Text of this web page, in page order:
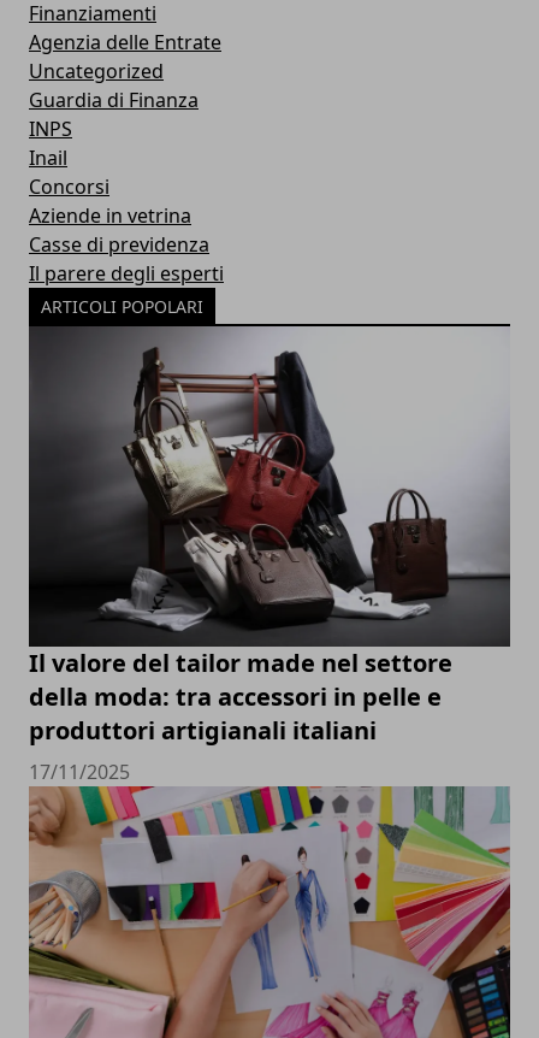
Finanziamenti
Agenzia delle Entrate
Uncategorized
Guardia di Finanza
INPS
Inail
Concorsi
Aziende in vetrina
Casse di previdenza
Il parere degli esperti
ARTICOLI POPOLARI
Il valore del tailor made nel settore
della moda: tra accessori in pelle e
produttori artigianali italiani
17/11/2025